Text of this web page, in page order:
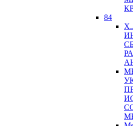
84